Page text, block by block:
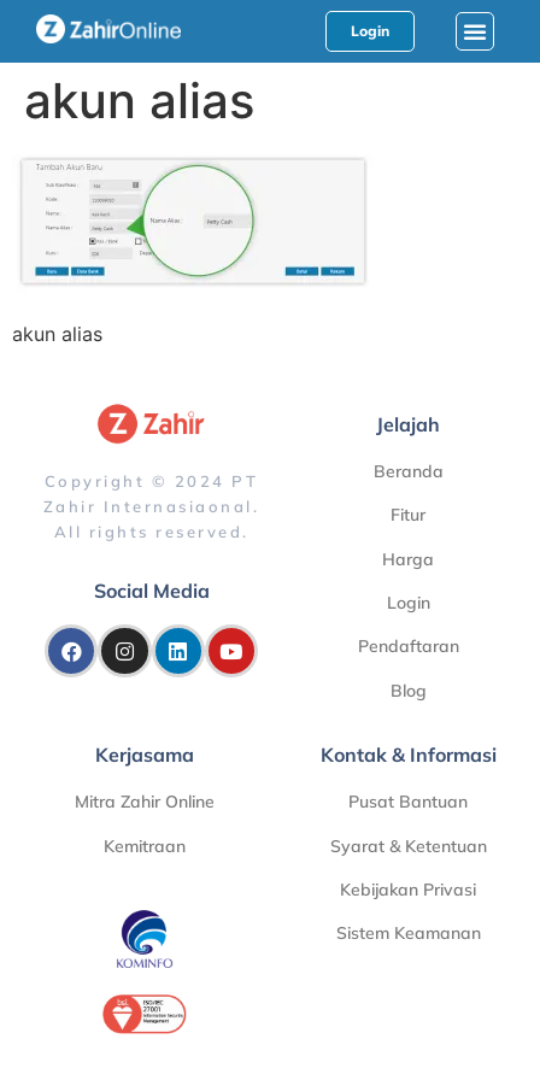
Login
akun alias
akun alias
Copyright © 2024 PT
Zahir Internasiaonal.
All rights reserved.
Social Media
Jelajah
Beranda
Fitur
Harga
Login
Pendaftaran
Blog
Kerjasama
Mitra Zahir Online
Kemitraan
Kontak & Informasi
Pusat Bantuan
Syarat & Ketentuan
Kebijakan Privasi
Sistem Keamanan